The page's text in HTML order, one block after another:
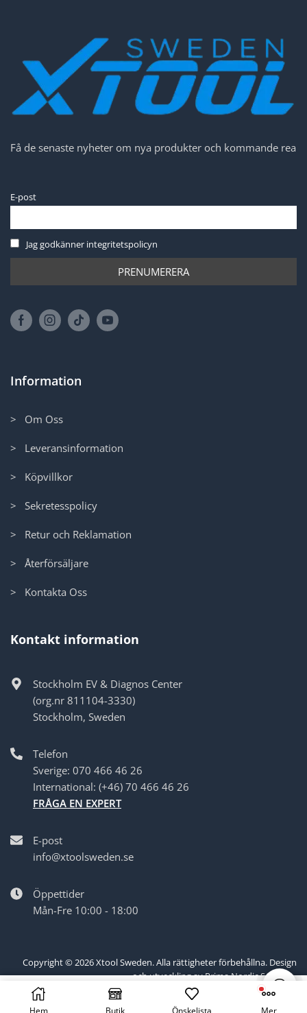
Få de senaste nyheter om nya produkter och kommande rea
E-post
Jag godkänner integritetspolicyn
Information
> Om Oss
> Leveransinformation
> Köpvillkor
> Sekretesspolicy
> Retur och Reklamation
> Återförsäljare
> Kontakta Oss
Kontakt information
Stockholm EV & Diagnos Center
(org.nr 811104-3330)
Stockholm, Sweden
Telefon
Sverige: 070 466 46 26
International: (+46) 70 466 46 26
FRÅGA EN EXPERT
E-post
info@xtoolsweden.se
Öppettider
Mån-Fre 10:00 - 18:00
Copyright ©2026Xtool Sweden. Alla rättigheter förbehållna. Design
och utveckling avPrima Nordic Solution.
LÄGG TILL I VARUKORG